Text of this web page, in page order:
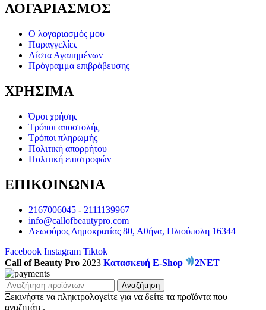
ΛΟΓΑΡΙΑΣΜΟΣ
Ο λογαριασμός μου
Παραγγελίες
Λίστα Αγαπημένων
Πρόγραμμα επιβράβευσης
ΧΡΗΣΙΜΑ
Όροι χρήσης
Τρόποι αποστολής
Τρόποι πληρωμής
Πολιτική απορρήτου
Πολιτική επιστροφών
ΕΠΙΚΟΙΝΩΝΙΑ
2167006045 - 2111139967
info@callofbeautypro.com
Λεωφόρος Δημοκρατίας 80, Αθήνα, Ηλιούπολη 16344
Facebook Instagram Tiktok
Call of Beauty Pro 2023 Κατασκευή E-Shop 2NET
Αναζήτηση
Ξεκινήστε να πληκτρολογείτε για να δείτε τα προϊόντα που
αναζητάτε.